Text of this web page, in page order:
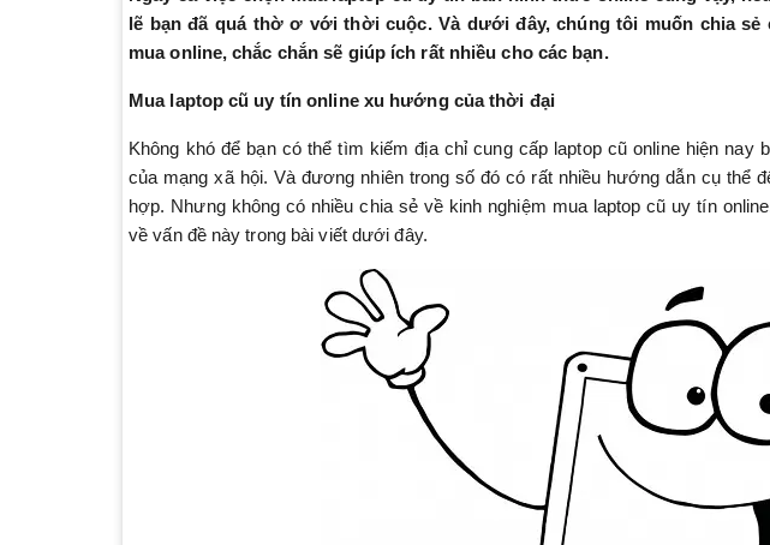
lẽ bạn đã quá thờ ơ với thời cuộc. Và dưới đây, chúng tôi muốn chia sẻ
mua online, chắc chắn sẽ giúp ích rất nhiều cho các bạn.
Mua laptop cũ uy tín online xu hướng của thời đại
Không khó để bạn có thể tìm kiếm địa chỉ cung cấp laptop cũ online hiện nay
của mạng xã hội. Và đương nhiên trong số đó có rất nhiều hướng dẫn cụ thể
hợp. Nhưng không có nhiều chia sẻ về kinh nghiệm mua laptop cũ uy tín
về vấn đề này trong bài viết dưới đây.